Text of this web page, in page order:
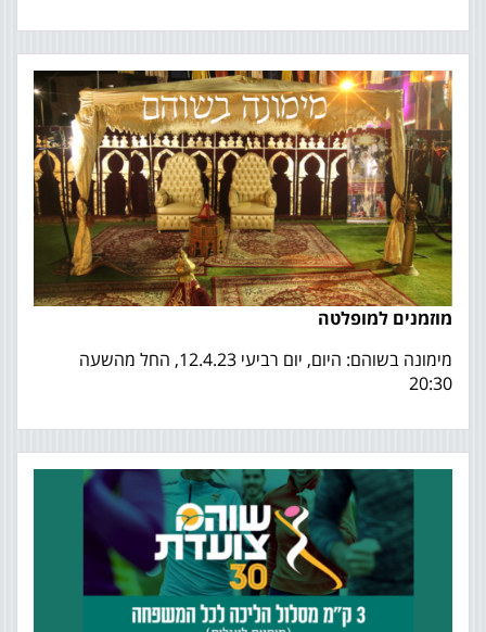
מוזמנים למופלטה
מימונה בשוהם: היום, יום רביעי 12.4.23, החל מהשעה
20:30